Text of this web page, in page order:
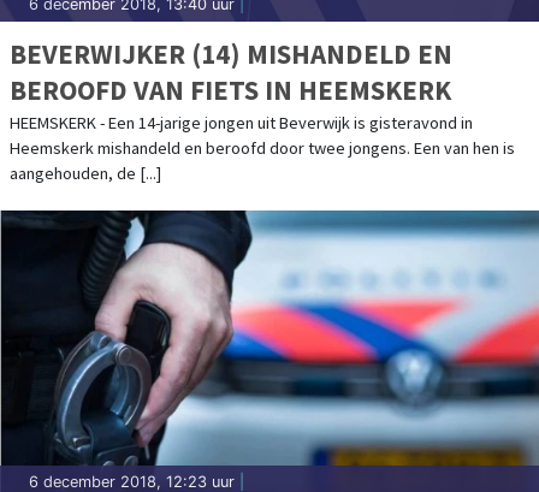
6 december 2018, 13:40 uur
BEVERWIJKER (14) MISHANDELD EN
BEROOFD VAN FIETS IN HEEMSKERK
HEEMSKERK - Een 14-jarige jongen uit Beverwijk is gisteravond in
Heemskerk mishandeld en beroofd door twee jongens. Een van hen is
aangehouden, de [...]
6 december 2018, 12:23 uur